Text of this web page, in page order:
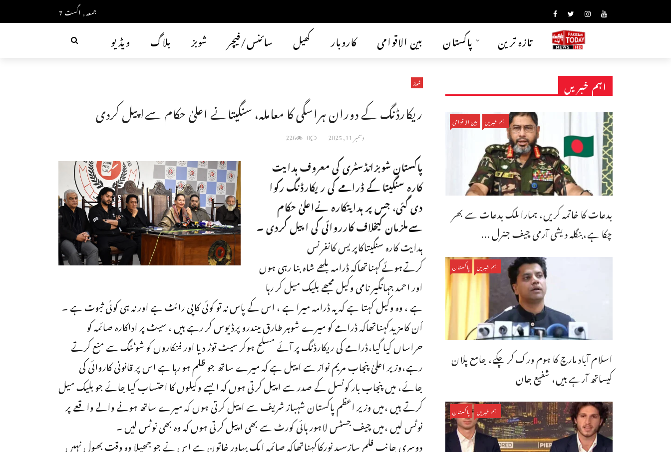
جمعہ, اگست 7
ویڈیو بلاگ شوبز سائنس/فیچر کھیل کاروبار بین الاقوامی پاکستان تازہ ترین
شوبز
ریکارڈنگ کے دوران ہراسگی کا معاملہ، سنگیتانے اعلیٰ حکام سےاپیل کردی
دسمبر 11, 2025 0
226
پاکستان شوبزانڈسٹری کی معروف ہدایت
کارہ سنگیتا کے ڈرامے کی ریکارڈنگ رکوا
دی گئی، جس پر ہدایتکارہ نےاعلیٰ حکام
سےملزمان کیخلاف کارروائی کی اپیل کردی ۔
ہدایت کارہ سنگیتاکاپریس کانفرنس
کرتےہوئےکہناتھاکہ ڈرامہ بلھے شاہ بنا رہی ہوں
اور احمد جہانگیر نامی وکیل مجھے بلیک میل کر رہا
ہے ، وہ وکیل کہتا ہے کہ یہ ڈرامہ میرا ہے ، اس کے پاس نہ تو کوئی کاپی رائٹ ہے اور نہ ہی کوئی ثبوت ہے ۔
اُن کامزیدکہناتھاکہ ڈرامے کو میرے شوہر طارق میندرو پرڈیوس کر رہے ہیں ، سیٹ پر اداکارہ صائمہ کو
حراساں کیا گیا،ڈرامے کی ریکارڈنگ پر آئے مسلح ہوکر سیٹ توڑ دیا اور فنکاروں کو شوٹنگ سے منع کرتے
رہے،وزیر اعلیٰ پنجاب مریم نواز سے اپیل ہے کہ میرے ساتھ جو ظلم ہو رہا ہے اس پر قانونی کاروائی کی
جائے، میں پنجاب بار کونسل کے صدر سے اپیل کرتی ہوں کہ ایسے وکیلوں کا احتساب کیا جائے جو بلیک میل
کرتے ہیں ،میں وزیر اعظم پاکستان شہباز شریف سے اپیل کرتی ہوں کہ میرے ساتھ ہونے والے واقعے پر
نوٹس لیں ،میں چیف جسٹس لاہور ہائی کورٹ سے بھی اپیل کرتی ہوں کہ وہ بھی نوٹس لیں ۔
دوسری جانب فلم سازسید نورکاکہناتھاکہ صائمہ ایک بہادر خاتون ہے اس نے جو جھیلا وہ وقت بھول نہیں
اہم خبریں
اہم خبریں بین الاقوامی
بدعات کا خاتمہ کریں، ہمارا ملک بدعات سے بھر
چکا ہے،بنگله دیشی آرمی چیف جنرل ...
اہم خبریں پاکستان
اسلام آباد مارچ کا ہوم ورک کر چکے، جامع پلان
کیساتھ آرہے ہیں، شفیع جان
اہم خبریں پاکستان